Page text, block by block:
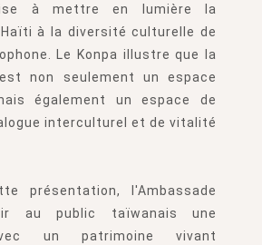
à mettre en lumière la
à la diversité culturelle de
Le Konpa illustre que la
est non seulement un espace
également un espace de
interculturel et de vitalité
présentation, l'Ambassade
au public taïwanais une
un patrimoine vivant